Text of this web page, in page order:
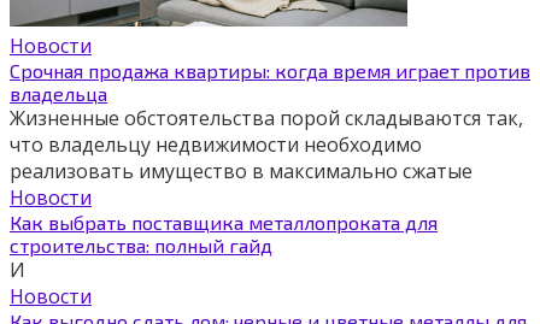
Новости
Срочная продажа квартиры: когда время играет против
владельца
Жизненные обстоятельства порой складываются так,
что владельцу недвижимости необходимо
реализовать имущество в максимально сжатые
Новости
Как выбрать поставщика металлопроката для
строительства: полный гайд
И
Новости